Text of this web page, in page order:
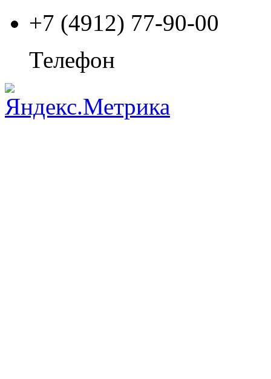
+7 (4912) 77-90-00
Телефон